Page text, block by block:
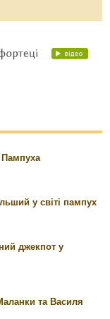
у світі пампух
джекпот у
та Василя